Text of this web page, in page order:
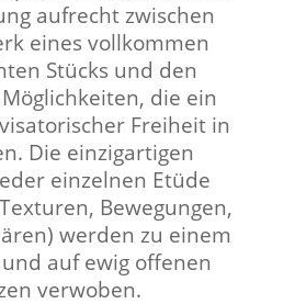
aufrecht zwischen
eines vollkommen
Stücks und den
die ein
Freiheit in
Die einzigartigen
einzelnen Etüde
Bewegungen,
werden zu einem
auf ewig offenen
verwoben.